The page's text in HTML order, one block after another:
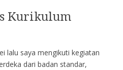
Kurikulum
lalu saya mengikuti kegiatan
dari badan standar,